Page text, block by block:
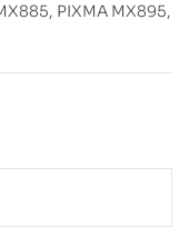
PIXMA MX895,